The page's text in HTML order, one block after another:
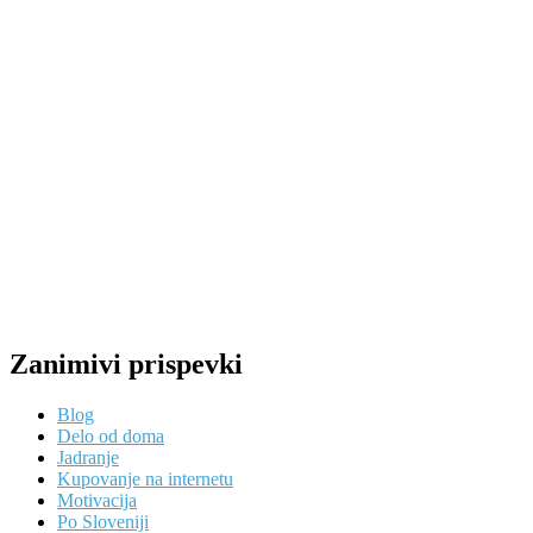
Zanimivi prispevki
Blog
Delo od doma
Jadranje
Kupovanje na internetu
Motivacija
Po Sloveniji